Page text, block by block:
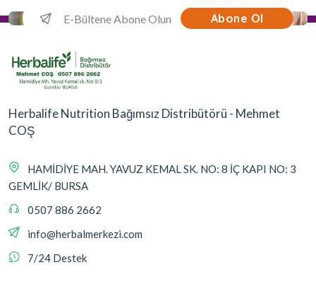
Abone Ol
Herbalife Nutrition Bağımsız Distribütörü - Mehmet
COŞ
HAMİDİYE MAH. YAVUZ KEMAL SK. NO: 8 İÇ KAPI NO: 3
GEMLİK/ BURSA
0507 886 2662
info@herbalmerkezi.com
7/24 Destek